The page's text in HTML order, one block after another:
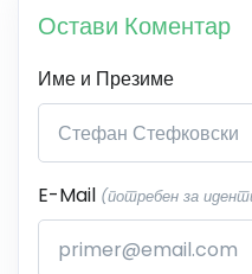
Остави Коментар
Име и Презиме
E-Mail (потребен за